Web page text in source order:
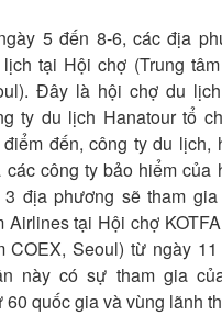
5 đến 8-6, các địa
tại Hội chợ (Trung
Đây là hội chợ du
ty du lịch Hanatour tổ
đến, công ty du lịch,
các công ty bảo hiểm của
địa phương sẽ tham
Airlines tại Hội chợ
COEX, Seoul) từ ngày
này có sự tham gia
60 quốc gia và vùng lãnh